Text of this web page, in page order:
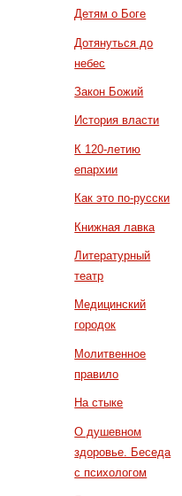
Детям о Боге
Дотянуться до
небес
Закон Божий
История власти
К 120-летию
епархии
Как это по-русски
Книжная лавка
Литературный
театр
Медицинский
городок
Молитвенное
правило
На стыке
О душевном
здоровье. Беседа
с психологом